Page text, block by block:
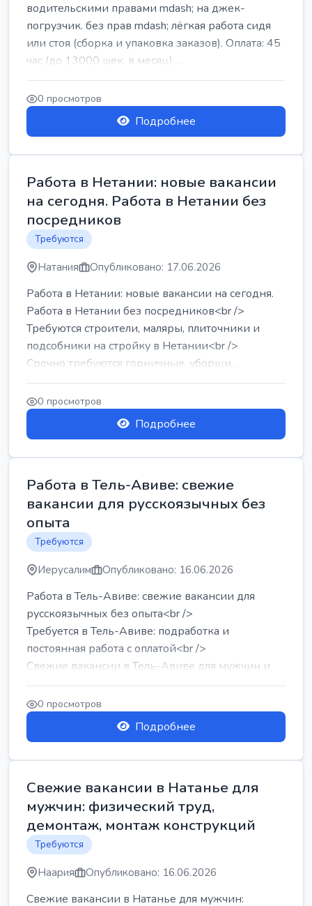
водительскими правами mdash; на джек-
погрузчик. без прав mdash; лёгкая работа сидя
или стоя (сборка и упаковка заказов). Оплата: 45
час (до 13000 шек. в месяц) ...
0 просмотров
Подробнее
Работа в Нетании: новые вакансии
на сегодня. Работа в Нетании без
посредников
Требуются
Натания Опубликовано: 17.06.2026
Работа в Нетании: новые вакансии на сегодня.
Работа в Нетании без посредников<br />
Требуются строители, маляры, плиточники и
подсобники на стройку в Нетании<br />
Срочно требуются горничные, уборщи...
0 просмотров
Подробнее
Работа в Тель-Авиве: свежие
вакансии для русскоязычных без
опыта
Требуются
Иерусалим Опубликовано: 16.06.2026
Работа в Тель-Авиве: свежие вакансии для
русскоязычных без опыта<br />
Требуется в Тель-Авиве: подработка и
постоянная работа с оплатой<br />
Свежие вакансии в Тель-Авиве для мужчин и
женщин от хозя...
0 просмотров
Подробнее
Свежие вакансии в Натанье для
мужчин: физический труд,
демонтаж, монтаж конструкций
Требуются
Наария Опубликовано: 16.06.2026
Свежие вакансии в Натанье для мужчин: